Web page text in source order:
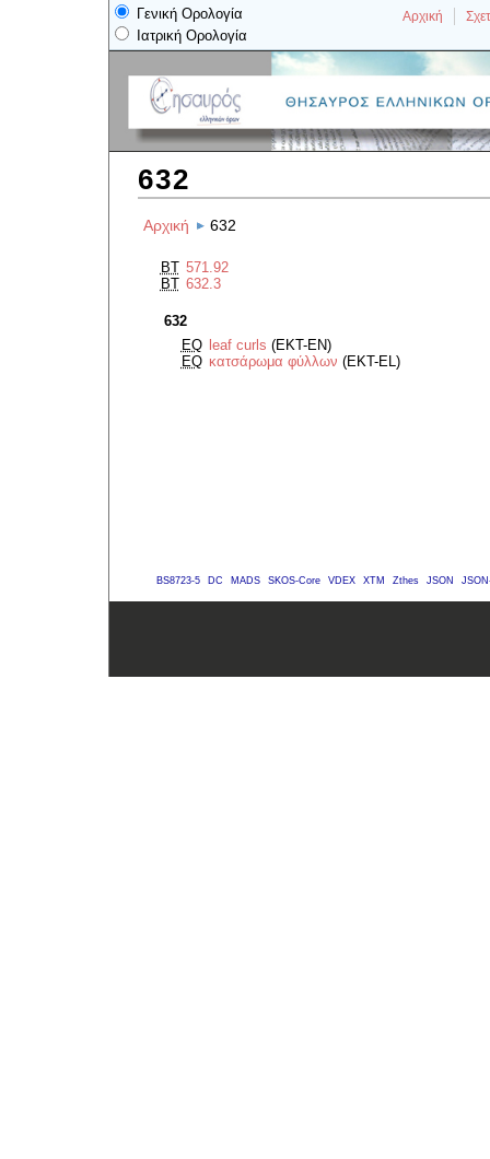
Γενική Ορολογία
Ιατρική Ορολογία
Αρχική
632
Αρχική 632
BT 571.92
BT 632.3
632
EQ leaf curls (EKT-EN)
EQ κατσάρωμα φύλλων (EKT-EL)
BS8723-5 DC MADS SKOS-Core VDEX XTM Zthes JSON